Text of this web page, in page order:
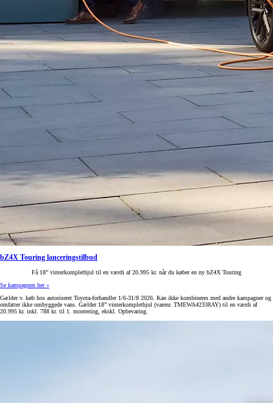
bZ4X Touring lanceringstilbud
Få 18” vinterkomplethjul til en værdi af 20.995 kr. når du køber en ny bZ4X Touring
Se kampagnen her »
Gælder v. køb hos autoriseret Toyota-forhandler 1/6-31/8 2026. Kan ikke kombineres med andre kampagner og
omfatter ikke ombyggede vans. Gælder 18” vinterkomplethjul (varenr. TMEWA42338AY) til en værdi af
20.995 kr. inkl. 788 kr. til 1. montering, ekskl. Opbevaring.